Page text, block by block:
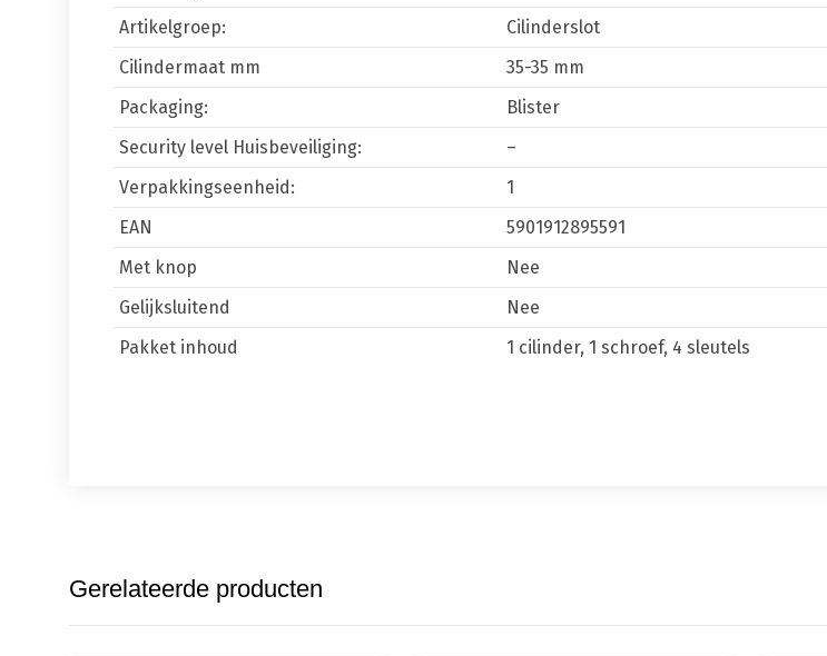
Artikelgroep:
Cilinderslot
Cilindermaat mm
35-35 mm
Packaging:
Blister
Security level Huisbeveiliging:
–
Verpakkingseenheid:
1
EAN
5901912895591
Met knop
Nee
Gelijksluitend
Nee
Pakket inhoud
1 cilinder, 1 schroef, 4 sleutels
Gerelateerde producten